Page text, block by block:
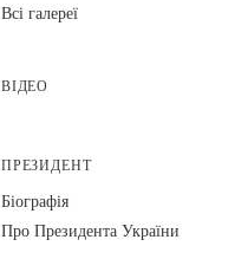
Всі галереї
ВІДЕО
ПРЕЗИДЕНТ
Біографія
Про Президента України